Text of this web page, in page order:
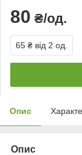
80 ₴/од.
65 ₴ від 2 од.
Опис
Опис